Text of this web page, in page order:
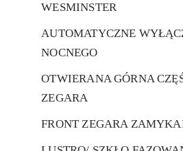
WESMINSTER
AUTOMATYCZNE
NOCNEGO
OTWIERANA GÓRNA
ZEGARA
FRONT ZEGARA